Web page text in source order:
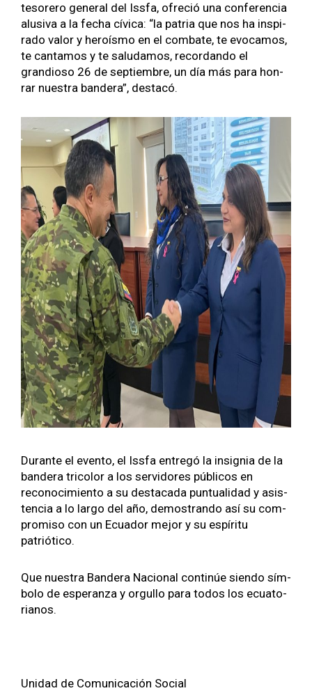
tesorero gen­er­al del Iss­fa, ofre­ció una con­fer­en­cia
alu­si­va a la fecha cívi­ca: “la patria que nos ha inspi­
ra­do val­or y heroís­mo en el com­bate, te evo­camos,
te can­ta­mos y te salu­damos, recor­dan­do el
grandioso 26 de sep­tiem­bre, un día más para hon­
rar nues­tra ban­dera”, destacó.
Durante el even­to, el Iss­fa entregó la insignia de la
ban­dera tri­col­or a los servi­dores públi­cos en
reconocimien­to a su desta­ca­da pun­tu­al­i­dad y asis­
ten­cia a lo largo del año, demostran­do así su com­
pro­miso con un Ecuador mejor y su espíritu
patrióti­co.
Que nues­tra Ban­dera Nacional con­tinúe sien­do sím­
bo­lo de esper­an­za y orgul­lo para todos los ecu­a­to­
ri­anos.
Unidad de Comu­ni­cación Social